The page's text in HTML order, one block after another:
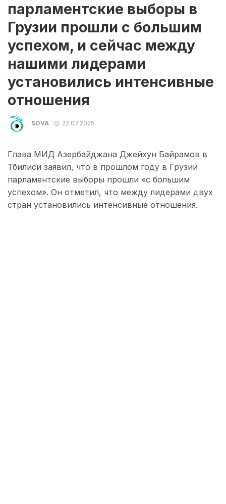
парламентские выборы в
Грузии прошли с большим
успехом, и сейчас между
нашими лидерами
установились интенсивные
отношения
SOVA 22.07.2025
Глава МИД Азербайджана Джейхун Байрамов в
Тбилиси заявил, что в прошлом году в Грузии
парламентские выборы прошли «с большим
успехом». Он отметил, что между лидерами двух
стран установились интенсивные отношения.